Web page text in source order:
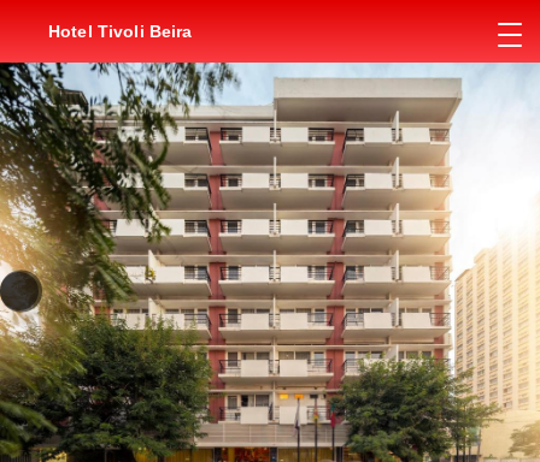
Hotel Tivoli Beira